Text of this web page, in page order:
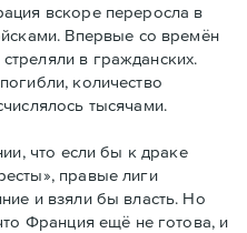
вскоре переросла в
Впервые со времён
в гражданских.
количество
тысячами.
что если бы к драке
правые лиги
и взяли бы власть. Но
Франция ещё не готова, и